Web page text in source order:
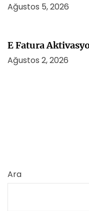
Ağustos 5, 2026
E Fatura
Ağustos 2, 2026
Ara